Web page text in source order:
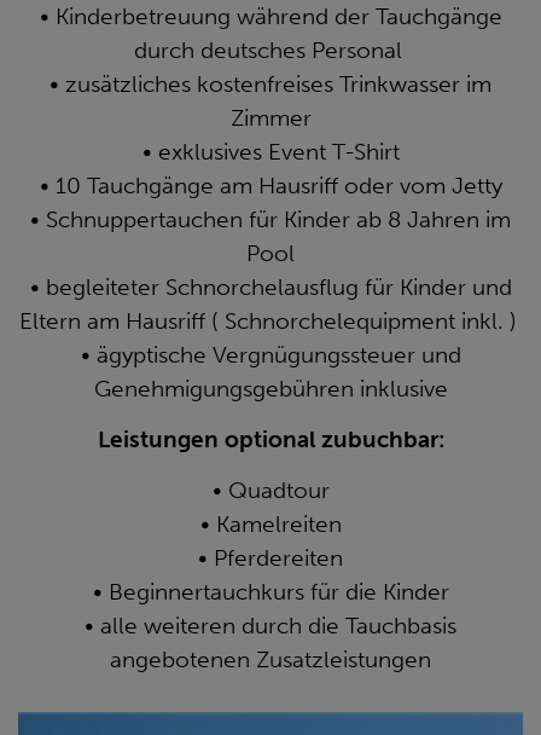
• Kinderbetreuung während der Tauchgänge
durch deutsches Personal
• zusätzliches kostenfreises Trinkwasser im
Zimmer
• exklusives Event T-Shirt
• 10 Tauchgänge am Hausriff oder vom Jetty
• Schnuppertauchen für Kinder ab 8 Jahren im
Pool
• begleiteter Schnorchelausflug für Kinder und
Eltern am Hausriff ( Schnorchelequipment inkl. )
• ägyptische Vergnügungssteuer und
Genehmigungsgebühren inklusive
Leistungen optional zubuchbar:
• Quadtour
• Kamelreiten
• Pferdereiten
• Beginnertauchkurs für die Kinder
• alle weiteren durch die Tauchbasis
angebotenen Zusatzleistungen